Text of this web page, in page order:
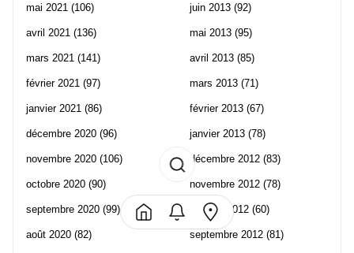
mai 2021 (106)
avril 2021 (136)
mars 2021 (141)
février 2021 (97)
janvier 2021 (86)
décembre 2020 (96)
novembre 2020 (106)
octobre 2020 (90)
septembre 2020 (99)
août 2020 (82)
juin 2013 (92)
mai 2013 (95)
avril 2013 (85)
mars 2013 (71)
février 2013 (67)
janvier 2013 (78)
décembre 2012 (83)
novembre 2012 (78)
octobre 2012 (60)
septembre 2012 (81)